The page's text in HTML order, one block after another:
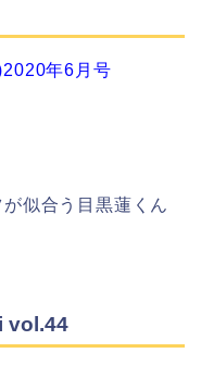
年6月号
似合う目黒蓮くん
vol.44